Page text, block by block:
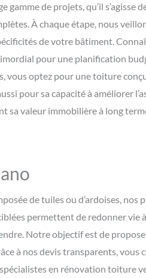
gamme de projets, qu’il s’agisse
À chaque étape, nous
de votre bâtiment.
pour une planification
vous optez pour une toiture
pour sa capacité à améliorer
sa valeur immobilière à long
de tuiles ou d’ardoises, nos
permettent de redonner vie
Notre objectif est de
à nos devis transparents, vous
en rénovation toiture